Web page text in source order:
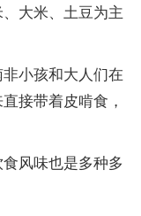
大米、土豆为主
小孩和大人们在
接带着皮啃食，
风味也是多种多